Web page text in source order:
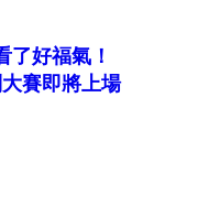
了好福氣！
賽即將上場